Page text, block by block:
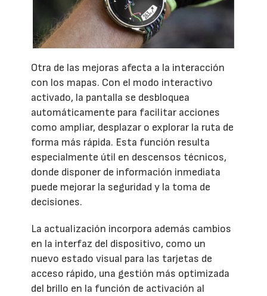
Otra de las mejoras afecta a la interacción
con los mapas. Con el modo interactivo
activado, la pantalla se desbloquea
automáticamente para facilitar acciones
como ampliar, desplazar o explorar la ruta de
forma más rápida. Esta función resulta
especialmente útil en descensos técnicos,
donde disponer de información inmediata
puede mejorar la seguridad y la toma de
decisiones.
La actualización incorpora además cambios
en la interfaz del dispositivo, como un
nuevo estado visual para las tarjetas de
acceso rápido, una gestión más optimizada
del brillo en la función de activación al